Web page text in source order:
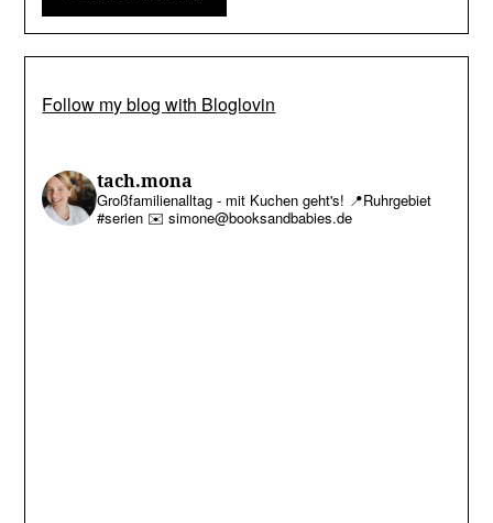
Follow my blog with Bloglovin
tach.mona
Großfamilienalltag - mit Kuchen geht's! 📍Ruhrgebiet
#serien ✉️ simone@booksandbabies.de